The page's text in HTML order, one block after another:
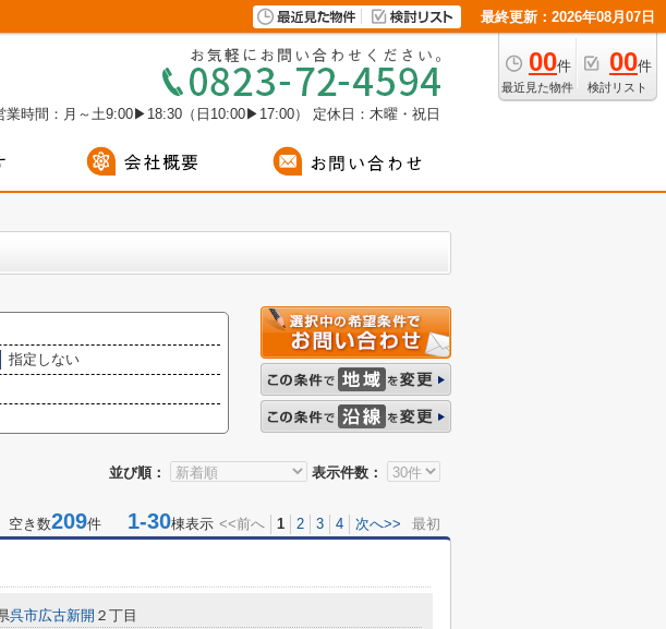
最終更新：2026年08月07日
00件
最近見た物件
00件
検討リスト
業時間：月～土9:00▶18:30（日10:00▶17:00） 定休日：木曜・祝日
指定しない
並び順： 表示件数：
空き数209件 1-30棟表示 <<前へ 1 2 3 4 次へ>> 最初
呉市広古新開 ２丁目